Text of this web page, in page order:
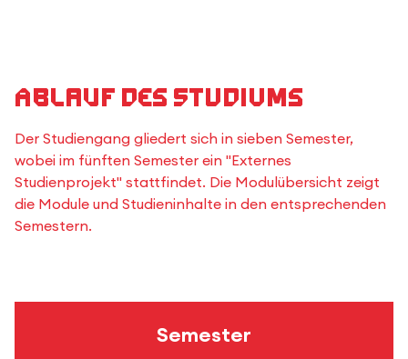
Ablauf des Studiums
Der Studiengang gliedert sich in sieben Semester,
wobei im fünften Semester ein "Externes
Studienprojekt" stattfindet. Die Modulübersicht zeigt
die Module und Studieninhalte in den entsprechenden
Semestern.
Semester